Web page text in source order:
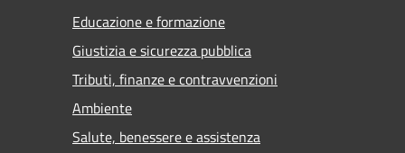
Educazione e formazione
Giustizia e sicurezza pubblica
Tributi, finanze e contravvenzioni
Ambiente
Salute, benessere e assistenza